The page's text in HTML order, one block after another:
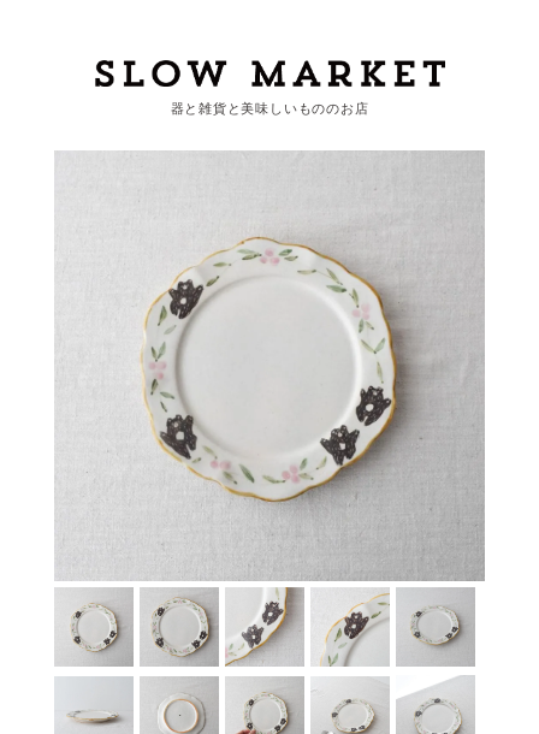
カートを見る
作家・ブランドから探す
・配送について
会員登録
ログイン
お問い合わせ
ショップからのお知らせ
器と雑貨と美味しいもののお店